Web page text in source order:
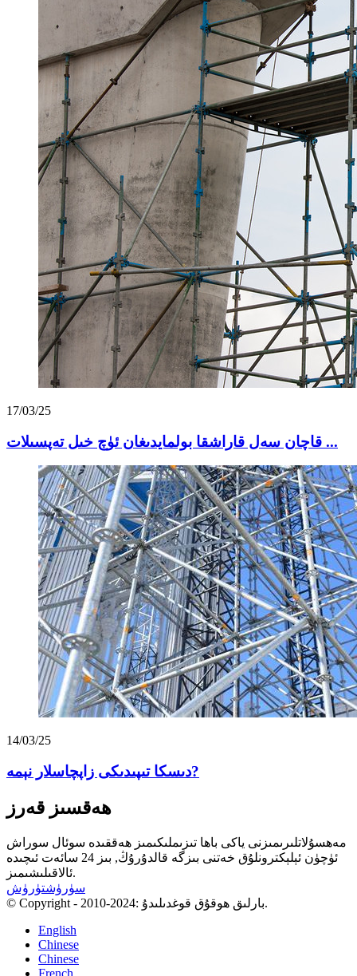
17/03/25
قاچان سەل قاراشقا بولمايدىغان ئۈچ خىل تەپسىلات ...
14/03/25
دىسكا تىپىدىكى زاپچاسلار نېمە?
ھەقسىز قەرز
مەھسۇلاتلىرىمىزنى ياكى باھا تىزىملىكىمىز ھەققىدە سوئال سوراش
ئۈچۈن ئېلېكترونلۇق خەتنى بىزگە قالدۇرۇڭ, بىز 24 سائەت ئىچىدە
ئالاقىلىشىمىز.
سۈرۈشتۈرۈش
© Copyright - 2010-2024: بارلىق ھوقۇق قوغدىلىدۇ.
English
Chinese
Chinese
French